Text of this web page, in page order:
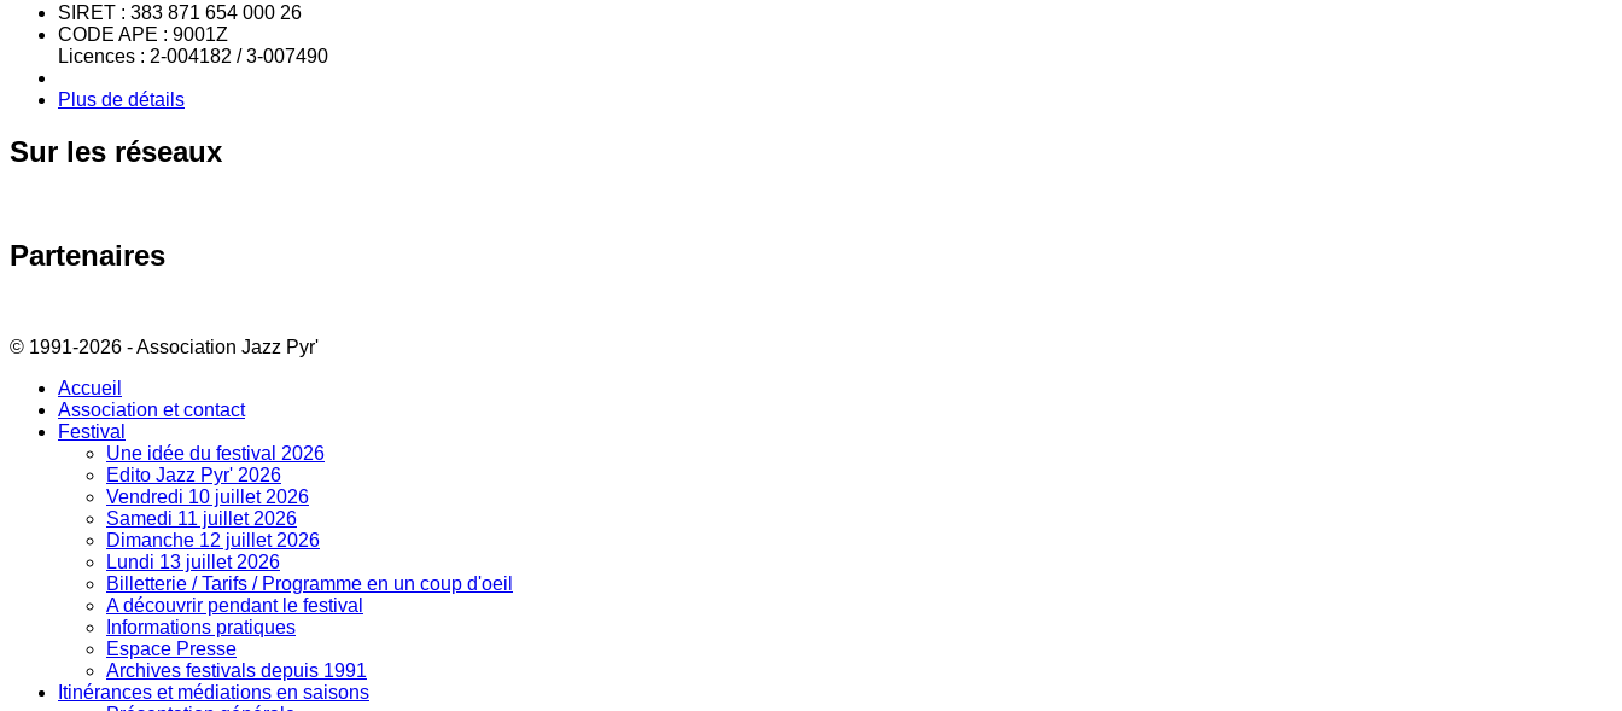
SIRET : 383 871 654 000 26
CODE APE : 9001Z
Licences : 2-004182 / 3-007490
Plus de détails
Sur les réseaux
Partenaires
© 1991-2026 - Association Jazz Pyr'
Accueil
Association et contact
Festival
Une idée du festival 2026
Edito Jazz Pyr' 2026
Vendredi 10 juillet 2026
Samedi 11 juillet 2026
Dimanche 12 juillet 2026
Lundi 13 juillet 2026
Billetterie / Tarifs / Programme en un coup d'oeil
A découvrir pendant le festival
Informations pratiques
Espace Presse
Archives festivals depuis 1991
Itinérances et médiations en saisons